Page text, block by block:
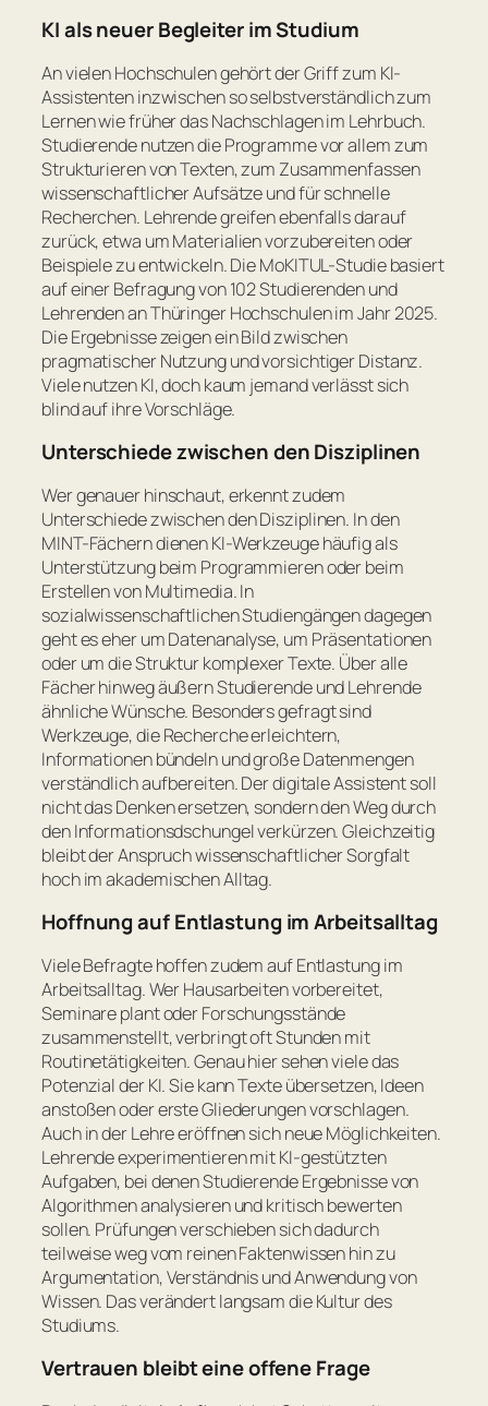
KI als neuer Begleiter im Studium
An vielen Hochschulen gehört der Griff zum KI-
Assistenten inzwischen so selbstverständlich zum
Lernen wie früher das Nachschlagen im Lehrbuch.
Studierende nutzen die Programme vor allem zum
Strukturieren von Texten, zum Zusammenfassen
wissenschaftlicher Aufsätze und für schnelle
Recherchen. Lehrende greifen ebenfalls darauf
zurück, etwa um Materialien vorzubereiten oder
Beispiele zu entwickeln. Die MoKITUL-Studie basiert
auf einer Befragung von 102 Studierenden und
Lehrenden an Thüringer Hochschulen im Jahr 2025.
Die Ergebnisse zeigen ein Bild zwischen
pragmatischer Nutzung und vorsichtiger Distanz.
Viele nutzen KI, doch kaum jemand verlässt sich
blind auf ihre Vorschläge.
Unterschiede zwischen den Disziplinen
Wer genauer hinschaut, erkennt zudem
Unterschiede zwischen den Disziplinen. In den
MINT-Fächern dienen KI-Werkzeuge häufig als
Unterstützung beim Programmieren oder beim
Erstellen von Multimedia. In
sozialwissenschaftlichen Studiengängen dagegen
geht es eher um Datenanalyse, um Präsentationen
oder um die Struktur komplexer Texte. Über alle
Fächer hinweg äußern Studierende und Lehrende
ähnliche Wünsche. Besonders gefragt sind
Werkzeuge, die Recherche erleichtern,
Informationen bündeln und große Datenmengen
verständlich aufbereiten. Der digitale Assistent soll
nicht das Denken ersetzen, sondern den Weg durch
den Informationsdschungel verkürzen. Gleichzeitig
bleibt der Anspruch wissenschaftlicher Sorgfalt
hoch im akademischen Alltag.
Hoffnung auf Entlastung im Arbeitsalltag
Viele Befragte hoffen zudem auf Entlastung im
Arbeitsalltag. Wer Hausarbeiten vorbereitet,
Seminare plant oder Forschungsstände
zusammenstellt, verbringt oft Stunden mit
Routinetätigkeiten. Genau hier sehen viele das
Potenzial der KI. Sie kann Texte übersetzen, Ideen
anstoßen oder erste Gliederungen vorschlagen.
Auch in der Lehre eröffnen sich neue Möglichkeiten.
Lehrende experimentieren mit KI-gestützten
Aufgaben, bei denen Studierende Ergebnisse von
Algorithmen analysieren und kritisch bewerten
sollen. Prüfungen verschieben sich dadurch
teilweise weg vom reinen Faktenwissen hin zu
Argumentation, Verständnis und Anwendung von
Wissen. Das verändert langsam die Kultur des
Studiums.
Vertrauen bleibt eine offene Frage